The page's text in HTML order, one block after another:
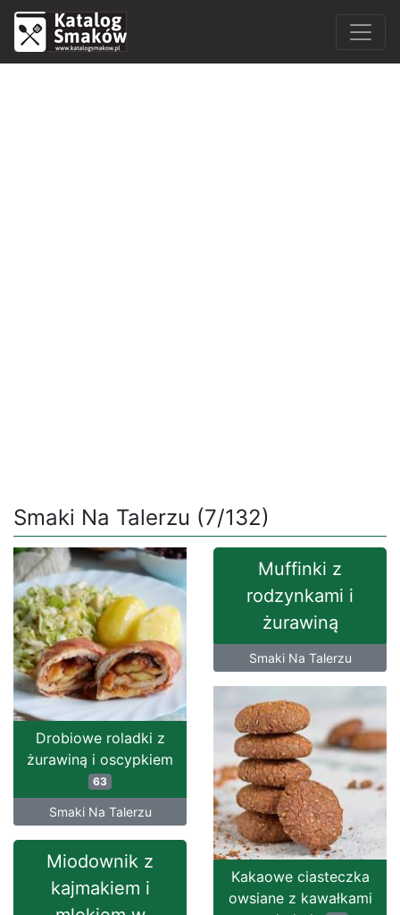
Smaki Na Talerzu (7/132)
Drobiowe roladki z
żurawiną i oscypkiem
63
Smaki Na Talerzu
Muffinki z
rodzynkami i
żurawiną
Smaki Na Talerzu
Kakaowe ciasteczka
owsiane z kawałkami
Miodownik z
kajmakiem i